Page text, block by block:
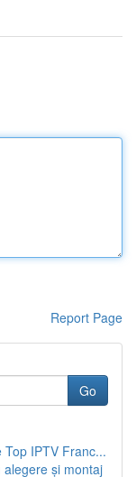
Report Page
Go
IPTV Franc...
alegere și montaj